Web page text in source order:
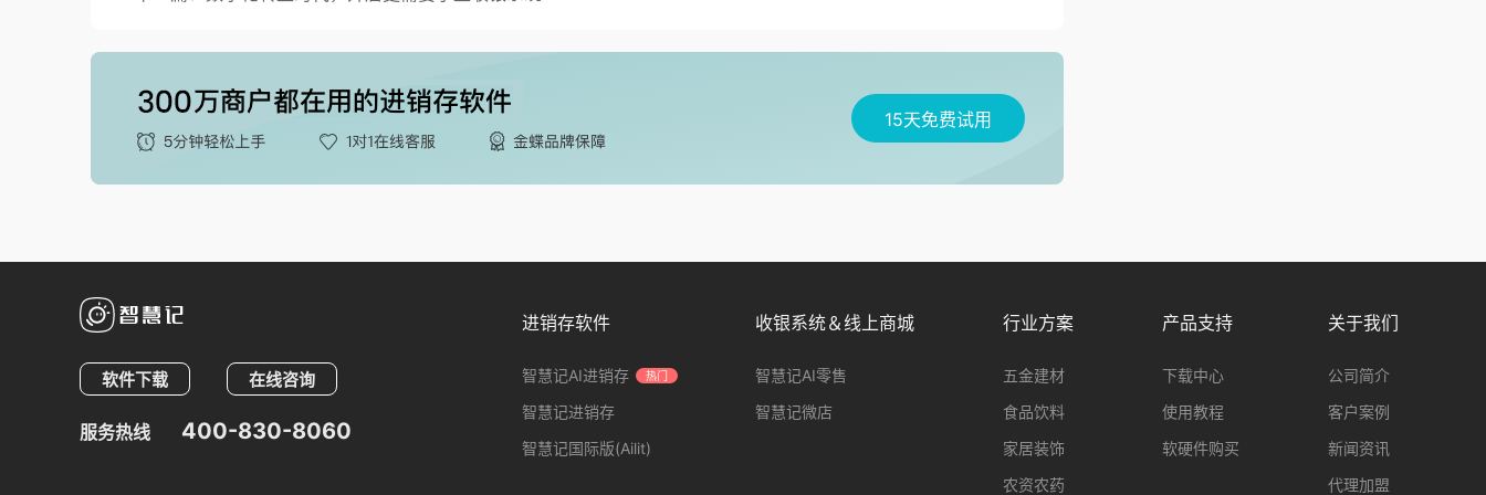
15天免费试用
软件下载 在线咨询
服务热线 400-830-8060
进销存软件
智慧记AI进销存 热门
智慧记进销存
智慧记国际版(Ailit)
收银系统＆线上商城
智慧记AI零售
智慧记微店
行业方案
五金建材
食品饮料
家居装饰
农资农药
产品支持
下载中心
使用教程
软硬件购买
关于我们
公司简介
客户案例
新闻资讯
代理加盟